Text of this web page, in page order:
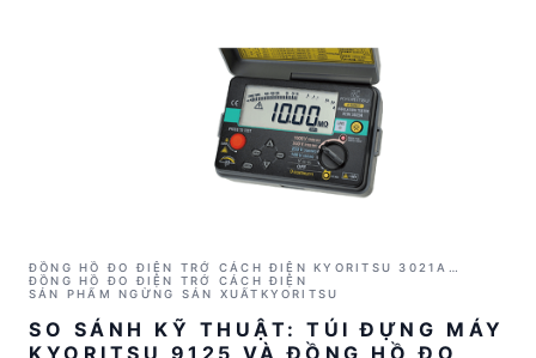
ĐỒNG HỒ ĐO ĐIỆN TRỞ CÁCH ĐIỆN KYORITSU 3021A
(1000V/2GΩ)
ĐỒNG HỒ ĐO ĐIỆN TRỞ CÁCH ĐIỆN
SẢN PHẨM NGỪNG SẢN XUẤT KYORITSU
SO SÁNH KỸ THUẬT: TÚI ĐỰNG MÁY
KYORITSU 9125 VÀ ĐỒNG HỒ ĐO